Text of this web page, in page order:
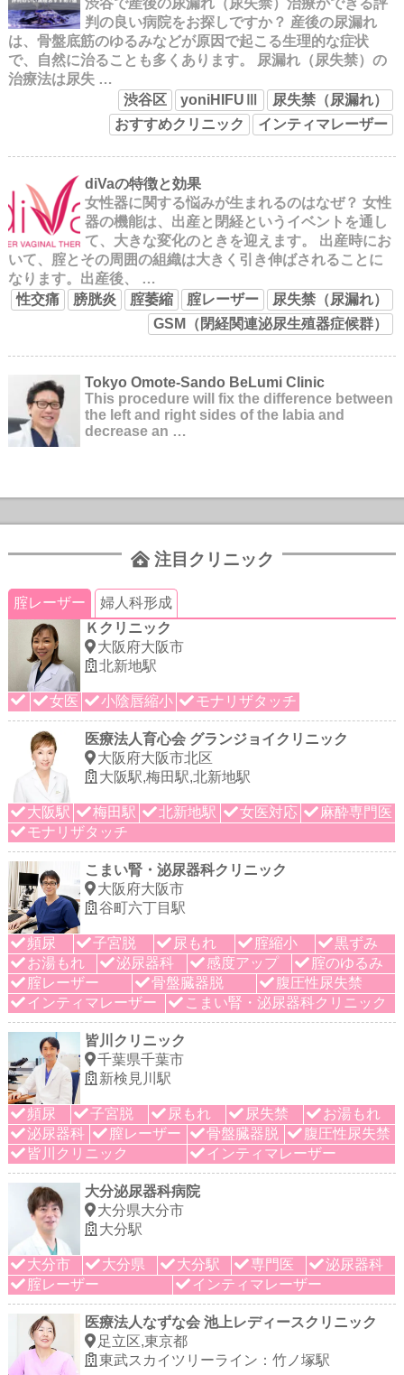
判の良い病院をお探しですか？ 産後の尿漏れ
は、骨盤底筋のゆるみなどが原因で起こる生理的な症状
で、自然に治ることも多くあります。 尿漏れ（尿失禁）の
治療法は尿失 …
渋谷区
yoniHIFUⅢ
尿失禁（尿漏れ）
おすすめクリニック
インティマレーザー
diVaの特徴と効果
女性器に関する悩みが生まれるのはなぜ？ 女性
器の機能は、出産と閉経というイベントを通し
て、大きな変化のときを迎えます。 出産時にお
いて、腟とその周囲の組織は大きく引き伸ばされることに
なります。出産後、 …
性交痛
膀胱炎 腟萎縮 腟レーザー
尿失禁（尿漏れ）
GSM（閉経関連泌尿生殖器症候群）
Tokyo Omote-Sando BeLumi Clinic
This procedure will fix the difference between
the left and right sides of the labia and
decrease an …
注目クリニック
腟レーザー
婦人科形成
Ｋクリニック
大阪府大阪市
北新地駅
女医 小陰唇縮小 モナリザタッチ
医療法人育心会 グランジョイクリニック
大阪府大阪市北区
大阪駅,梅田駅,北新地駅
大阪駅 梅田駅 北新地駅 女医対応
麻酔専門医
モナリザタッチ
こまい腎・泌尿器科クリニック
大阪府大阪市
谷町六丁目駅
頻尿 子宮脱 尿もれ 腟縮小
黒ずみ
お湯もれ
泌尿器科 感度アップ
腟のゆるみ
腟レーザー
骨盤臓器脱
腹圧性尿失禁
インティマレーザー
こまい腎・泌尿器科クリニック
皆川クリニック
千葉県千葉市
新検見川駅
頻尿 子宮脱 尿もれ 尿失禁
お湯もれ
泌尿器科
膣レーザー 骨盤臓器脱
腹圧性尿失禁
皆川クリニック
インティマレーザー
大分泌尿器科病院
大分県大分市
大分駅
大分市 大分県 大分駅 専門医
泌尿器科
腟レーザー
インティマレーザー
医療法人なずな会 池上レディースクリニック
足立区,東京都
東武スカイツリーライン：竹ノ塚駅